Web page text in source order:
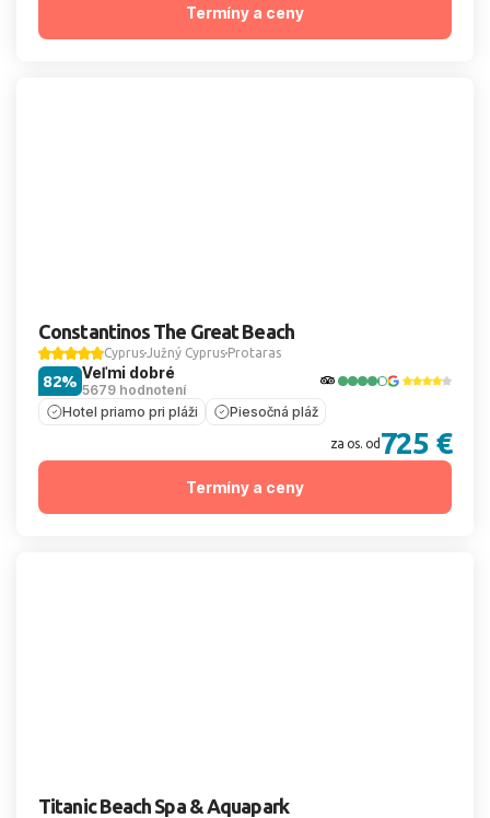
Termíny a ceny
Constantinos The Great Beach
CyprusJužný Cyprus Protaras
Veľmi dobré
5679 hodnotení
82%
Hotel priamo pri pláži Piesočná pláž
za os. od 725 €
Termíny a ceny
Titanic Beach Spa & Aquapark